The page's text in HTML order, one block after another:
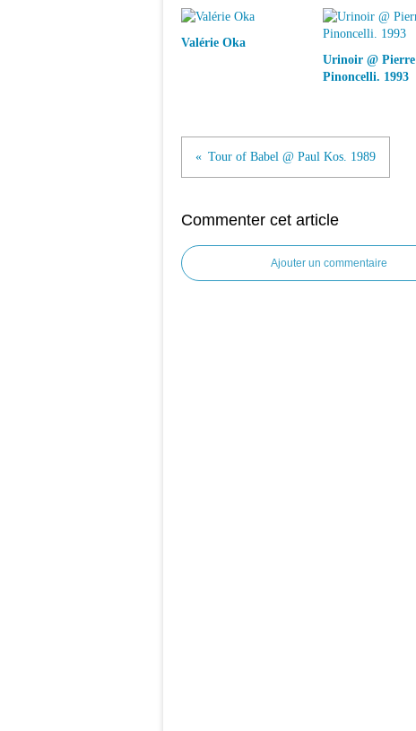
Valérie Oka
Urinoir @ Pierre
Pinoncelli. 1993
Tour of Babel @ Paul Kos. 1989
Commenter cet article
Ajouter un commentaire